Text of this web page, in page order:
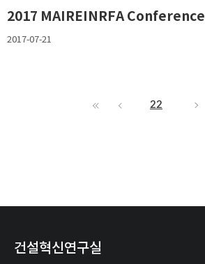
2017 MAIREINRFA Conference
2017-07-21
22
건설혁신연구실